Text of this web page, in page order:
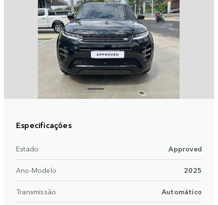
Especificações
Estado Approved
Ano-Modelo 2025
Transmissão Automático